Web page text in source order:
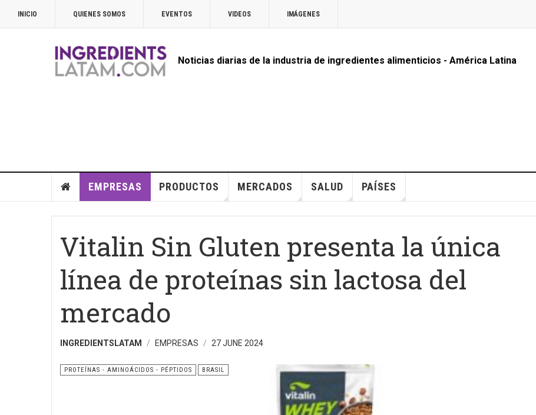
INICIO QUIENES SOMOS EVENTOS VIDEOS IMÁGENES
Noticias diarias de la industria de ingredientes alimenticios - América Latina
EMPRESAS PRODUCTOS MERCADOS SALUD PAÍSES
Vitalin Sin Gluten presenta la única
línea de proteínas sin lactosa del
mercado
INGREDIENTSLATAM EMPRESAS 27 JUNE 2024
PROTEÍNAS - AMINOÁCIDOS - PÉPTIDOS BRASIL